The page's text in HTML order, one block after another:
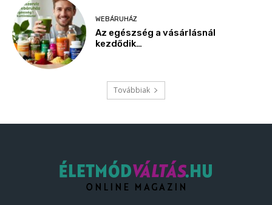
WEBÁRUHÁZ
Az egészség a vásárlásnál
kezdődik…
Továbbiak